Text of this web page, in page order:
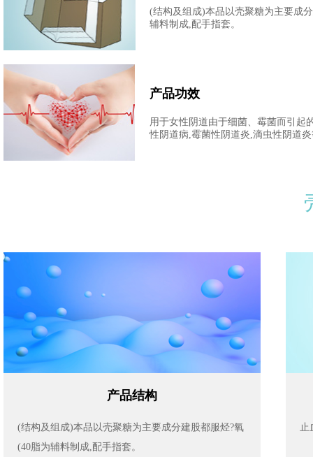
(结构及组成)本品以壳聚糖为主要成
辅料制成,配手指套。
产品功效
用于女性阴道由于细菌、霉菌而引起
性阴道病,霉菌性阴道炎,滴虫性阴道
产品结构
(结构及组成)本品以壳聚糖为主要成分建股都服烃?氧
(40脂为辅料制成,配手指套。
止